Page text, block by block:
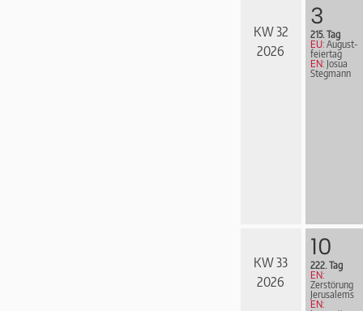
KW 32
2026
3
215. Tag
EU: August­
fei­er­tag
EN: Josua
Stegmann
KW 33
2026
10
222. Tag
EN:
Zerstörung
Jerusalems
EN: